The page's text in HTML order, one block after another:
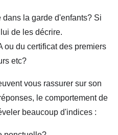
la garde d'enfants? Si
de les décrire.
ou du certificat des premiers
etc?
vous rassurer sur son
le comportement de
beaucoup d'indices :